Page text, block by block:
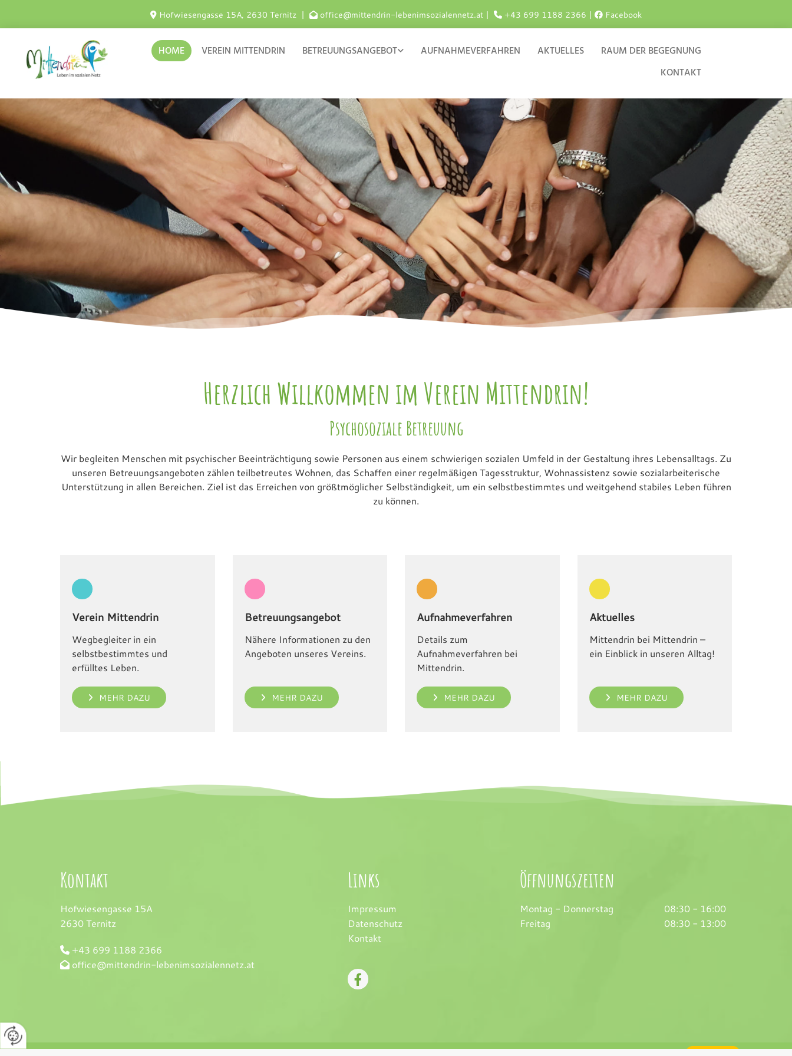
 Hofwiesengasse 15A, 2630 Ternitz |  office@mittendrin-lebenimsozialennetz.at |  +43 699 1188 2366 |  Facebook
HOME VEREIN MITTENDRIN BETREUUNGSANGEBOT AUFNAHMEVERFAHREN AKTUELLES
RAUM DER BEGEGNUNG
KONTAKT
Herzlich Willkommen im Verein Mittendrin!
Psychosoziale Betreuung
Wir begleiten Menschen mit psychischer Beeinträchtigung sowie Personen aus einem schwierigen sozialen Umfeld in der Gestaltung ihres Lebensalltags. Zu
unseren Betreuungsangeboten zählen teilbetreutes Wohnen, das Schaffen einer regelmäßigen Tagesstruktur, Wohnassistenz sowie sozialarbeiterische
Unterstützung in allen Bereichen. Ziel ist das Erreichen von größtmöglicher Selbständigkeit, um ein selbstbestimmtes und weitgehend stabiles Leben führen
zu können.
Verein Mittendrin
Wegbegleiter in ein
selbstbestimmtes und
erfülltes Leben.
MEHR DAZU
Betreuungsangebot
Nähere Informationen zu den
Angeboten unseres Vereins.
MEHR DAZU
Aufnahmeverfahren
Details zum
Aufnahmeverfahren bei
Mittendrin.
MEHR DAZU
Aktuelles
Mittendrin bei Mittendrin –
ein Einblick in unseren Alltag!
MEHR DAZU
Kontakt
Hofwiesengasse 15A
2630 Ternitz
 +43 699 1188 2366
 office@mittendrin-lebenimsozialennetz.at
Links
Impressum
Datenschutz
Kontakt
Öffnungszeiten
Montag - Donnerstag
08:30 - 16:00
Freitag
08:30 - 13:00